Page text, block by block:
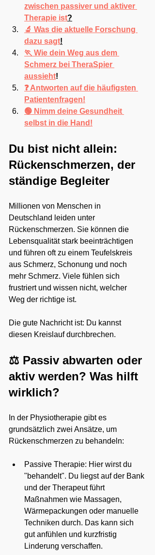
zwischen passiver und aktiver
Therapie ist?
🔬 Was die aktuelle Forschung
dazu sagt!
🏃 Wie dein Weg aus dem
Schmerz bei TheraSpier
aussieht!
❓ Antworten auf die häufigsten
Patientenfragen!
🟢 Nimm deine Gesundheit
selbst in die Hand!
Du bist nicht allein:
Rückenschmerzen, der
ständige Begleiter
Millionen von Menschen in
Deutschland leiden unter
Rückenschmerzen. Sie können die
Lebensqualität stark beeinträchtigen
und führen oft zu einem Teufelskreis
aus Schmerz, Schonung und noch
mehr Schmerz. Viele fühlen sich
frustriert und wissen nicht, welcher
Weg der richtige ist.
Die gute Nachricht ist: Du kannst
diesen Kreislauf durchbrechen.
⚖️ Passiv abwarten oder
aktiv werden? Was hilft
wirklich?
In der Physiotherapie gibt es
grundsätzlich zwei Ansätze, um
Rückenschmerzen zu behandeln:
Passive Therapie: Hier wirst du
"behandelt". Du liegst auf der Bank
und der Therapeut führt
Maßnahmen wie Massagen,
Wärmepackungen oder manuelle
Techniken durch. Das kann sich
gut anfühlen und kurzfristig
Linderung verschaffen.